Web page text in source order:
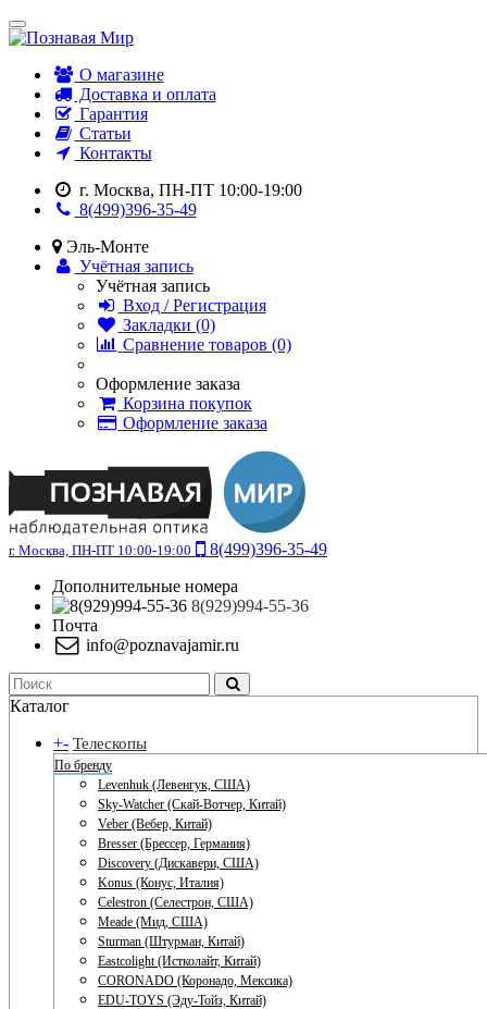
О магазине
Доставка и оплата
Гарантия
Статьи
Контакты
г. Москва, ПН-ПТ 10:00-19:00
8(499)396-35-49
Эль-Монте
Учётная запись
Учётная запись
Вход / Регистрация
Закладки (0)
Сравнение товаров (0)
Оформление заказа
Корзина покупок
Оформление заказа
г. Москва, ПН-ПТ 10:00-19:00
8(499)396-35-49
Дополнительные номера
8(929)994-55-36
Почта
info@poznavajamir.ru
Каталог
+- Телескопы
По бренду
Levenhuk (Левенгук, США)
Sky-Watcher (Скай-Вотчер, Китай)
Veber (Вебер, Китай)
Bresser (Брессер, Германия)
Discovery (Дискавери, США)
Konus (Конус, Италия)
Celestron (Селестрон, США)
Meade (Мид, США)
Sturman (Штурман, Китай)
Eastcolight (Истколайт, Китай)
CORONADO (Коронадо, Мексика)
EDU-TOYS (Эду-Тойз, Китай)